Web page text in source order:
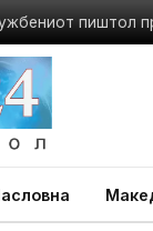
пиштол